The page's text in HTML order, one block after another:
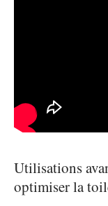
Utilisations
optimiser la